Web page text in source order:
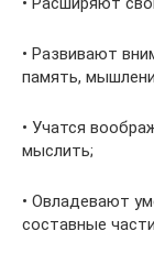
• Развивают
память,
• Учатся
мыслить;
• Овладевают
составные